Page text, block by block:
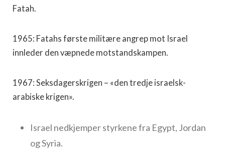
Fatah.
1965: Fatahs første militære angrep mot Israel
innleder den væpnede motstandskampen.
1967: Seksdagerskrigen – «den tredje israelsk-
arabiske krigen».
Israel nedkjemper styrkene fra Egypt, Jordan
og Syria.